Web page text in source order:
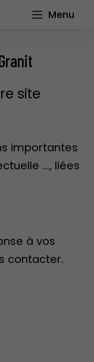
Menu
site
importantes
..., liées
à vos
contacter.